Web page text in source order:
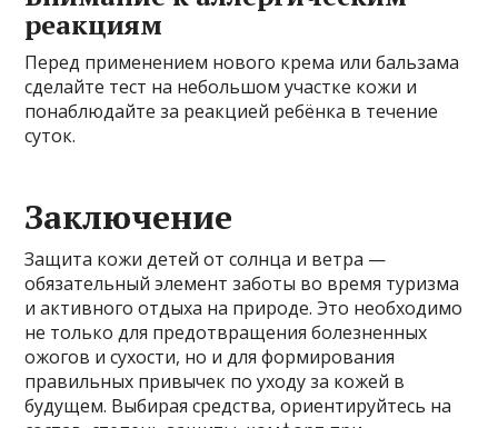
реакциям
Перед применением нового крема или бальзама
сделайте тест на небольшом участке кожи и
понаблюдайте за реакцией ребёнка в течение
суток.
Заключение
Защита кожи детей от солнца и ветра —
обязательный элемент заботы во время туризма
и активного отдыха на природе. Это необходимо
не только для предотвращения болезненных
ожогов и сухости, но и для формирования
правильных привычек по уходу за кожей в
будущем. Выбирая средства, ориентируйтесь на